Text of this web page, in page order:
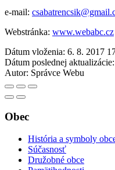
e-mail:
Webstránka: www.webabc.cz
Dátum vloženia: 6. 8. 2017
Dátum poslednej aktualizácie:
Autor: Správce Webu
Obec
História a symboly
Súčasnosť
Družobné obce